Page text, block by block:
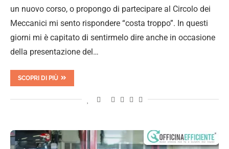
un nuovo corso, o propongo di partecipare al Circolo dei
Meccanici mi sento rispondere “costa troppo”. In questi
giorni mi è capitato di sentirmelo dire anche in occasione
della presentazione del…
SCOPRI DI PIÙ